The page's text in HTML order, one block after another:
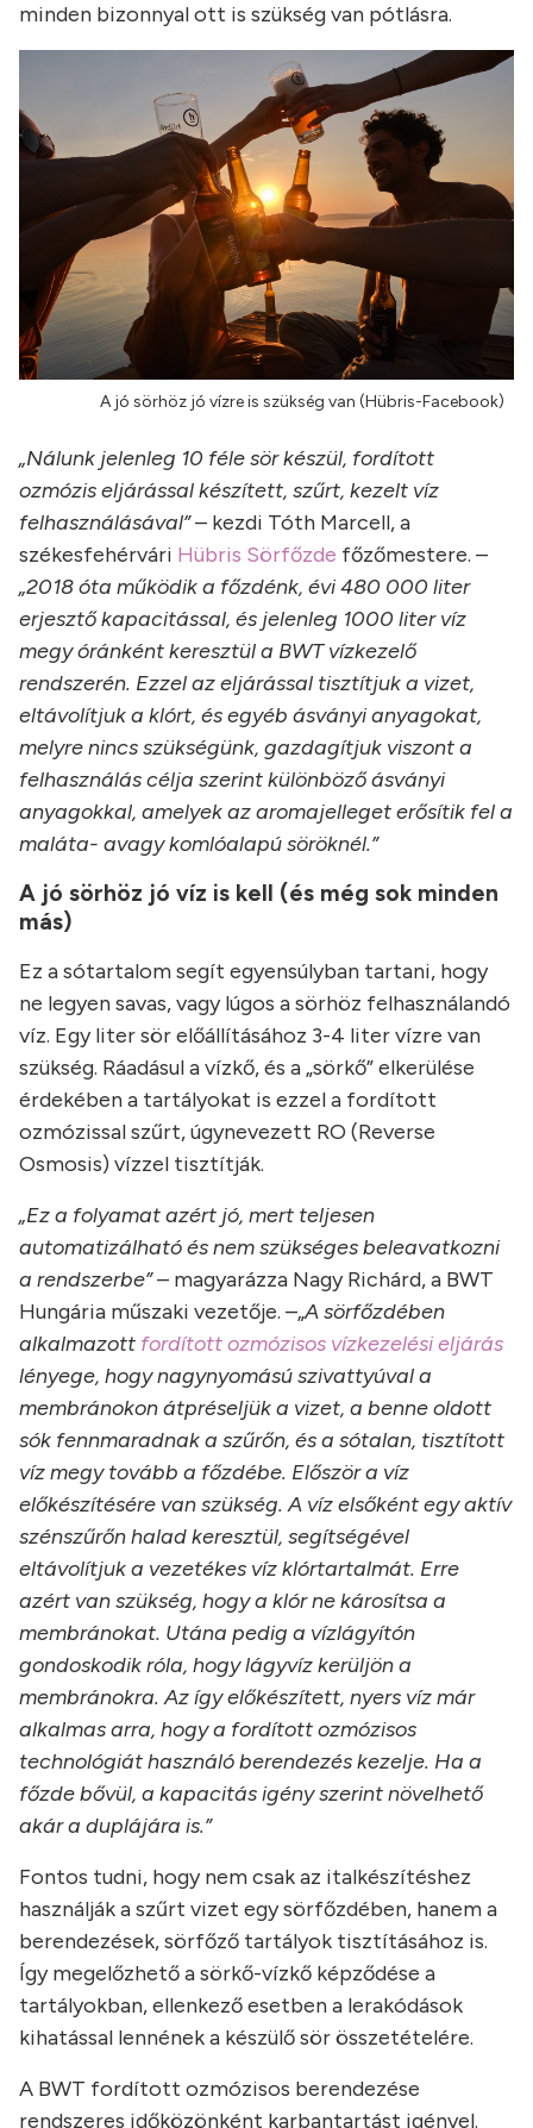
minden bizonnyal ott is szükség van pótlásra.
A jó sörhöz jó vízre is szükség van (Hübris-Facebook)
„Nálunk jelenleg 10 féle sör készül, fordított
ozmózis eljárással készített, szűrt, kezelt víz
felhasználásával”– kezdi Tóth Marcell, a
székesfehérvári Hübris Sörfőzde főzőmestere. –
„2018 óta működik a főzdénk, évi 480 000 liter
erjesztő kapacitással, és jelenleg 1000 liter víz
megy óránként keresztül a BWT vízkezelő
rendszerén. Ezzel az eljárással tisztítjuk a vizet,
eltávolítjuk a klórt, és egyéb ásványi anyagokat,
melyre nincs szükségünk, gazdagítjuk viszont a
felhasználás célja szerint különböző ásványi
anyagokkal, amelyek az aromajelleget erősítik fel a
maláta- avagy komlóalapú söröknél.”
A jó sörhöz jó víz is kell (és még sok minden
más)
Ez a sótartalom segít egyensúlyban tartani, hogy
ne legyen savas, vagy lúgos a sörhöz felhasználandó
víz. Egy liter sör előállításához 3-4 liter vízre van
szükség. Ráadásul a vízkő, és a „sörkő” elkerülése
érdekében a tartályokat is ezzel a fordított
ozmózissal szűrt, úgynevezett RO (Reverse
Osmosis) vízzel tisztítják.
„Ez a folyamat azért jó, mert teljesen
automatizálható és nem szükséges beleavatkozni
a rendszerbe”– magyarázza Nagy Richárd, a BWT
Hungária műszaki vezetője. –„A sörfőzdében
alkalmazott fordított ozmózisos vízkezelési eljárás
lényege, hogy nagynyomású szivattyúval a
membránokon átpréseljük a vizet, a benne oldott
sók fennmaradnak a szűrőn, és a sótalan, tisztított
víz megy tovább a főzdébe. Először a víz
előkészítésére van szükség. A víz elsőként egy aktív
szénszűrőn halad keresztül, segítségével
eltávolítjuk a vezetékes víz klórtartalmát. Erre
azért van szükség, hogy a klór ne károsítsa a
membránokat. Utána pedig a vízlágyítón
gondoskodik róla, hogy lágyvíz kerüljön a
membránokra. Az így előkészített, nyers víz már
alkalmas arra, hogy a fordított ozmózisos
technológiát használó berendezés kezelje. Ha a
főzde bővül, a kapacitás igény szerint növelhető
akár a duplájára is.”
Fontos tudni, hogy nem csak az italkészítéshez
használják a szűrt vizet egy sörfőzdében, hanem a
berendezések, sörfőző tartályok tisztításához is.
Így megelőzhető a sörkő-vízkő képződése a
tartályokban, ellenkező esetben a lerakódások
kihatással lennének a készülő sör összetételére.
A BWT fordított ozmózisos berendezése
rendszeres időközönként karbantartást igényel.